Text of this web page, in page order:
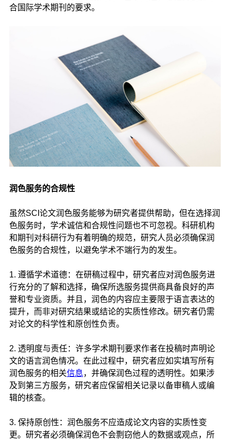
合国际学术期刊的要求。
润色服务的合规性
虽然SCI论文润色服务能够为研究者提供帮助，但在选择润
色服务时，学术诚信和合规性问题也不可忽视。科研机构
和期刊对科研行为有着明确的规范，研究人员必须确保润
色服务的合规性，以避免学术不端行为的发生。
1. 遵循学术道德：在研稿过程中，研究者应对润色服务进
行充分的了解和选择，确保所选服务提供商具备良好的声
誉和专业资质。并且，润色的内容应主要限于语言表达的
提升，而非对研究结果或结论的实质性修改。研究者仍需
对论文的科学性和原创性负责。
2. 透明度与责任：许多学术期刊要求作者在投稿时声明论
文的语言润色情况。在此过程中，研究者应如实填写所有
润色服务的相关信息，并确保润色过程的透明性。如果涉
及到第三方服务，研究者应保留相关记录以备审稿人或编
辑的核查。
3. 保持原创性：润色服务不应造成论文内容的实质性变
更。研究者必须确保润色不会剽窃他人的数据或观点，所